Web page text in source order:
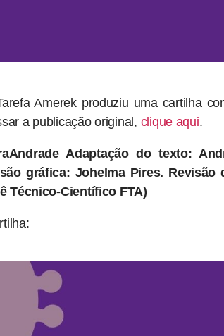
Amerek produziu uma cartilha
a publicação original, clique aqui.
Adaptação do texto:
gráfica: Johelma Pires.
Técnico-Científico FTA)